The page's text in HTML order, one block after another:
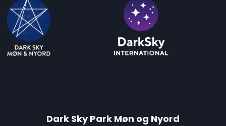
Dark Sky Park Møn og Nyord